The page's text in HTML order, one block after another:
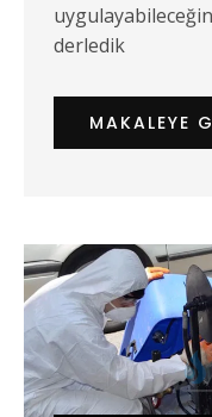
derledik
MAKALEYE